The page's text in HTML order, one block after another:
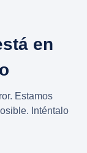
en
Estamos
Inténtalo